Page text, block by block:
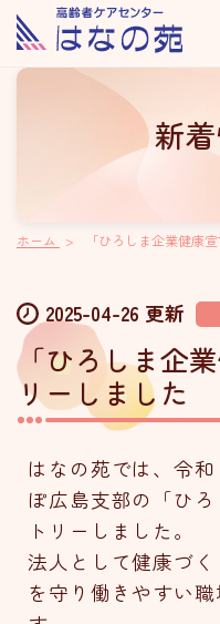
新
ホーム 「ひろしま企業健康
2025-04-26 更新
「ひろしま企
リーしました
はなの苑では、令
ぽ広島支部の「ひ
トリーしました。
法人として健康づ
を守り働きやすい